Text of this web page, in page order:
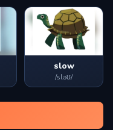
slow
/sləʊ/